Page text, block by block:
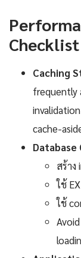
Checklist
Caching
frequently
cache-
สร้า
ใช้
ใช้